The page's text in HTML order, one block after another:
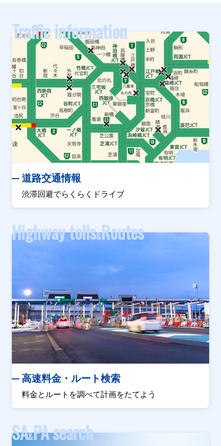
Traffic information
道路交通情報
渋滞回避でらくらくドライブ
Highway tolls&Routes
高速料金・ルート検索
料金とルートを調べて計画をたてよう
SA&PA search